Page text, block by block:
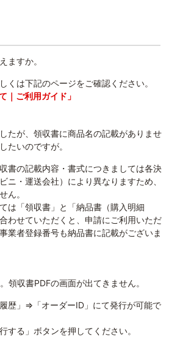
ますか。
くは下記のページをご確認ください。
｜ご利用ガイド」
たが、領収書に商品名の記載がありませ
たいのですが。
書の記載内容・書式につきましては各決
ニ・運送会社）により異なりますため、
ん。
は「領収書」と「納品書（購入明細
わせていただくと、申請にご利用いただ
業者登録番号も納品書に記載がございま
領収書PDFの画面が出てきません。
歴」⇒「オーダーID」にて発行が可能で
する」ボタンを押してください。